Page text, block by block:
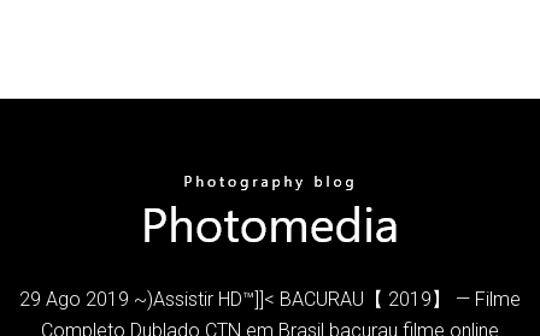
29 Ago 2019 ~)Assistir HD™]]< BACURAU【 2019】 — Filme
Completo Dublado CTN em Brasil bacurau filme online